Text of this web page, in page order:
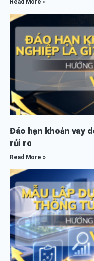
Read More »
Đáo hạn khoản vay
rủi ro
Read More »